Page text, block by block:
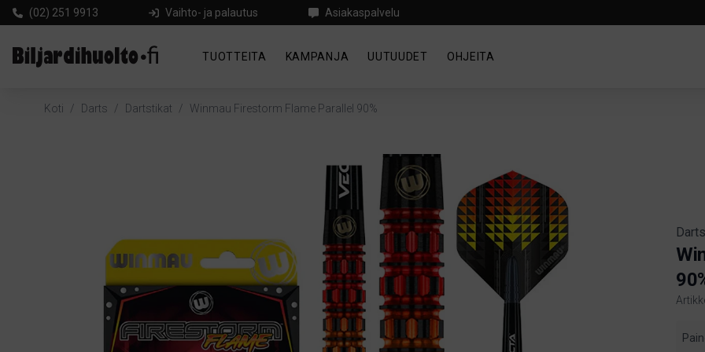
(02) 251 9913 Vaihto- ja palautus Asiakaspalvelu
TUOTTEITA KAMPANJA UUTUUDET OHJEITA
Koti / Darts / Dartstikat / Winmau Firestorm Flame Parallel 90%